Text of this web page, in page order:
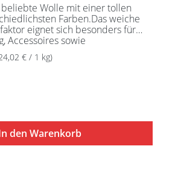
Wolle mit einer tollen
Farben.Das weiche
eignet sich besonders für
Accessoires sowie
4 - 4,5
bei 30°C - sehr
€ / 1 kg)
den Warenkorb